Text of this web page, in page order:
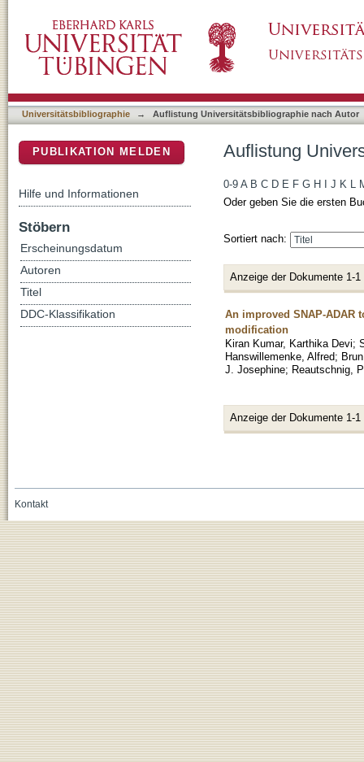
Universitätsbibliographie → Auflistung Universitätsbibliographie nach Autor
Auflistung
0-9 A B C D E F G H J K L
Oder geben Sie die ersten
Sortiert nach:
Anzeige der Dokumente 1-1
An improved SNAP-ADAR
modification
Kiran Kumar, Karthika Devi;
Hanswillemenke, Alfred;
J. Josephine; Reautschnig,
Anzeige der Dokumente 1-1
PUBLIKATION MELDEN
Hilfe und Informationen
Stöbern
Erscheinungsdatum
Autoren
Titel
DDC-Klassifikation
Kontakt